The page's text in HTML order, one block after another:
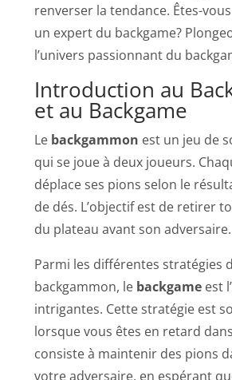
renverser la tendance. Êtes-
un expert du backgame?
l’univers passionnant du
Introduction au
et au Backgame
Le backgammon est un jeu de
qui se joue à deux joueurs.
déplace ses pions selon le
de dés. L’objectif est de retirer
du plateau avant son adversaire.
Parmi les différentes stratégies
backgammon, le backgame est
intrigantes. Cette stratégie est
lorsque vous êtes en retard
consiste à maintenir des pions
votre adversaire, en espérant